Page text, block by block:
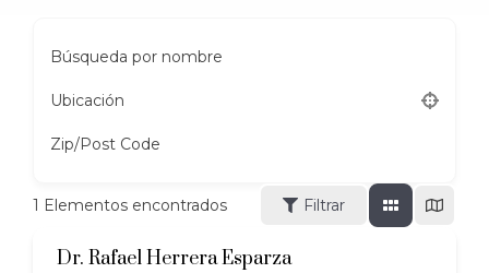
Búsqueda por nombre
Ubicación
Zip/Post Code
1 Elementos encontrados Filtrar
Dr. Rafael Herrera Esparza